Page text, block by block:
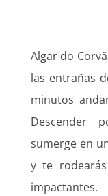
Algar do
las entrañas
minutos
Descender
sumerge en
y te
impactantes.